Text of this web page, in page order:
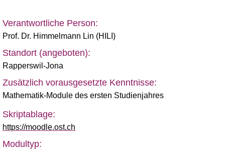
Verantwortliche Person:
Prof. Dr. Himmelmann Lin (HILI)
Standort (angeboten):
Rapperswil-Jona
Zusätzlich vorausgesetzte Kenntnisse:
Mathematik-Module des ersten Studienjahres
Skriptablage:
https://moodle.ost.ch
Modultyp: